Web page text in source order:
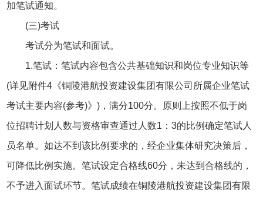
加笔试通知。
(三)考试
考试分为笔试和面试。
1.笔试：笔试内容包含公共基础知识和岗位专业知识等
(详见附件4《铜陵港航投资建设集团有限公司所属企业笔试
考试主要内容(参考)》)，满分100分。原则上按照不低于岗
位招聘计划人数与资格审查通过人数1：3的比例确定笔试人
员名单。如达不到该比例要求的，经企业集体研究决策后，
可降低比例实施。笔试设定合格线60分，未达到合格线的，
不予进入面试环节。笔试成绩在铜陵港航投资建设集团有限